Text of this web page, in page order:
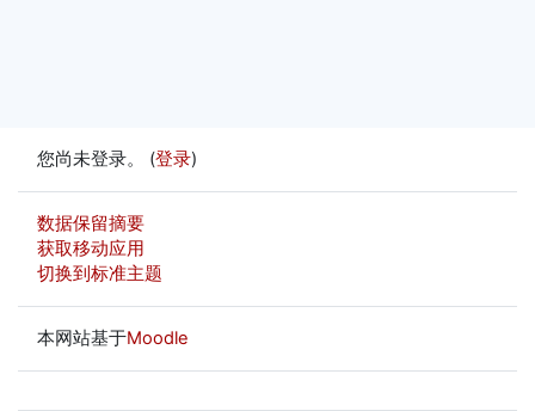
您尚未登录。 (登录)
‎数据保留摘要‎
获取移动应用
切换到标准主题
本网站基于Moodle